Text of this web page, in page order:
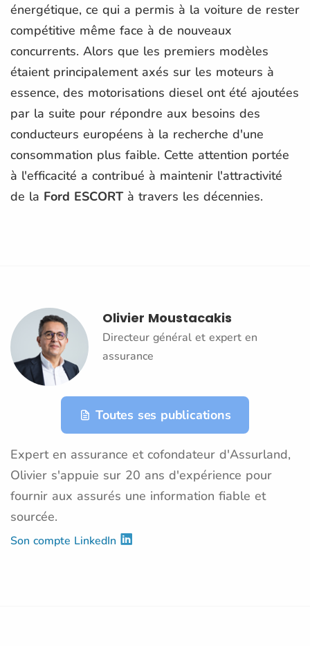
énergétique, ce qui a permis à la voiture de rester
compétitive même face à de nouveaux
concurrents. Alors que les premiers modèles
étaient principalement axés sur les moteurs à
essence, des motorisations diesel ont été ajoutées
par la suite pour répondre aux besoins des
conducteurs européens à la recherche d'une
consommation plus faible. Cette attention portée
à l'efficacité a contribué à maintenir l'attractivité
de la Ford ESCORTà travers les décennies.
Olivier Moustacakis
Directeur général et expert en
assurance
Toutes ses publications
Expert en assurance et cofondateur d'Assurland,
Olivier s'appuie sur 20 ans d'expérience pour
fournir aux assurés une information fiable et
sourcée.
Son compte LinkedIn